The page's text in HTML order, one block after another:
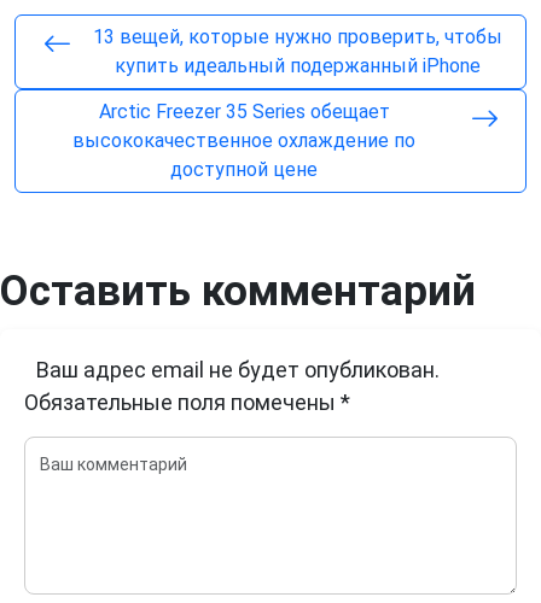
13 вещей, которые нужно проверить, чтобы
купить идеальный подержанный iPhone
Arctic Freezer 35 Series обещает
высококачественное охлаждение по
доступной цене
Оставить комментарий
Ваш адрес email не будет опубликован.
Обязательные поля помечены *